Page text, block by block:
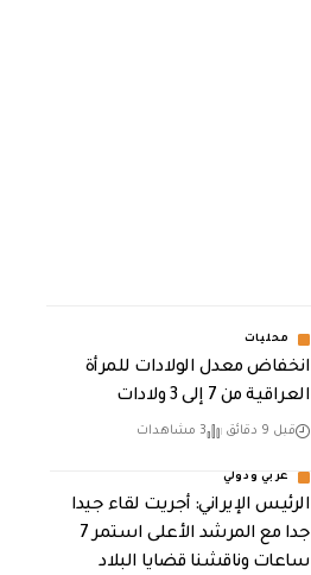
محليات
انخفاض معدل الولادات للمرأة
العراقية من 7 إلى 3 ولادات
قبل 9 دقائق 3 مشاهدات
عربي ودولي
الرئيس الإيراني: أجريت لقاء جيدا
جدا مع المرشد الأعلى استمر 7
ساعات وناقشنا قضايا البلاد